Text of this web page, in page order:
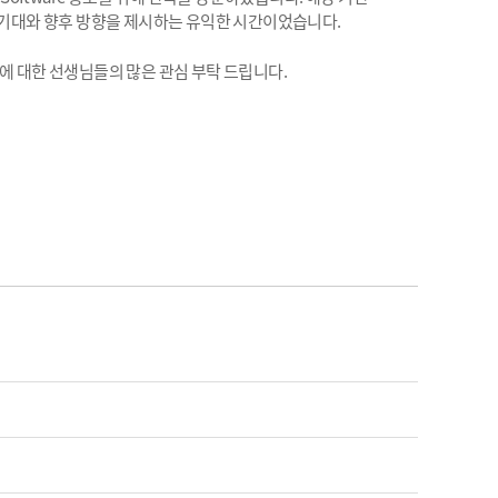
와 향후 방향을 제시하는 유익한 시간이었습니다.
에 대한 선생님들의 많은 관심 부탁 드립니다.